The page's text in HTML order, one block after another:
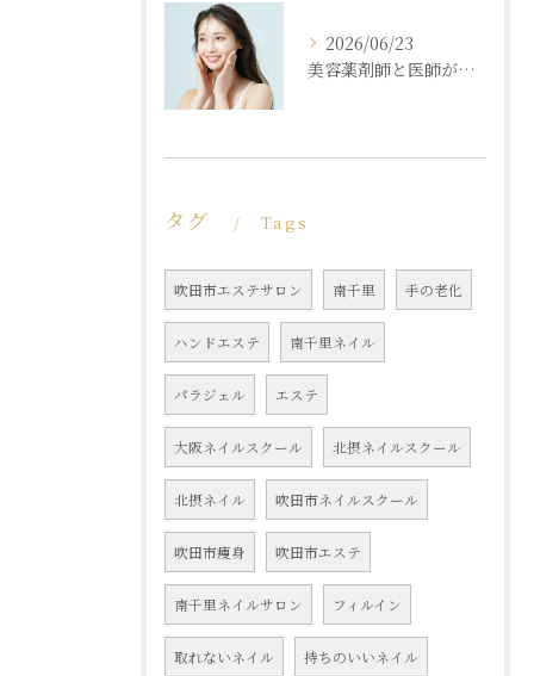
2026/06/23
美容薬剤師と医師が共同開発した商材と「真皮層フェイシャル」で内側からもっちり潤う素肌へ
タグ Tags
吹田市エステサロン 南千里 手の老化
ハンドエステ 南千里ネイル
パラジェル エステ
大阪ネイルスクール 北摂ネイルスクール
北摂ネイル 吹田市ネイルスクール
吹田市痩身 吹田市エステ
南千里ネイルサロン フィルイン
取れないネイル 持ちのいいネイル